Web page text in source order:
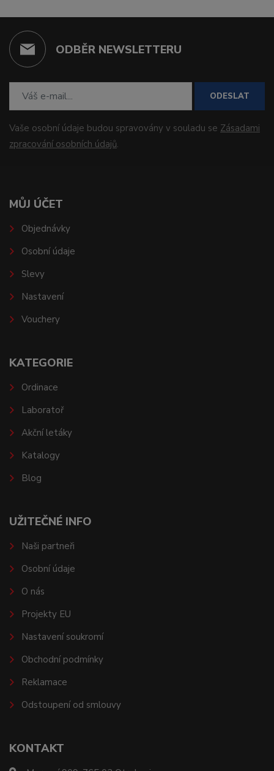
ODBĚR NEWSLETTERU
ODESLAT
Vaše osobní údaje budou spravovány v souladu se Zásadami
zpracování osobních údajů.
KONTAKT
MŮJ ÚČET
Objednávky
Osobní údaje
Slevy
Nastavení
Vouchery
KATEGORIE
Ordinace
Laboratoř
Akční letáky
Katalogy
Blog
UŽITEČNÉ INFO
Naši partneři
Osobní údaje
O nás
Projekty EU
Nastavení soukromí
Obchodní podmínky
Reklamace
Odstoupení od smlouvy